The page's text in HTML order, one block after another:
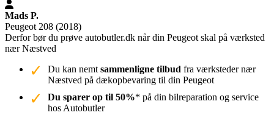
Mads P.
Peugeot 208 (2018)
Derfor bør du prøve autobutler.dk når din Peugeot skal på værksted
nær Næstved
Du kan nemtsammenligne tilbud fra værksteder nær
Næstved på dækopbevaring til din Peugeot
Du sparer op til 50%* på din bilreparation og service
hos Autobutler